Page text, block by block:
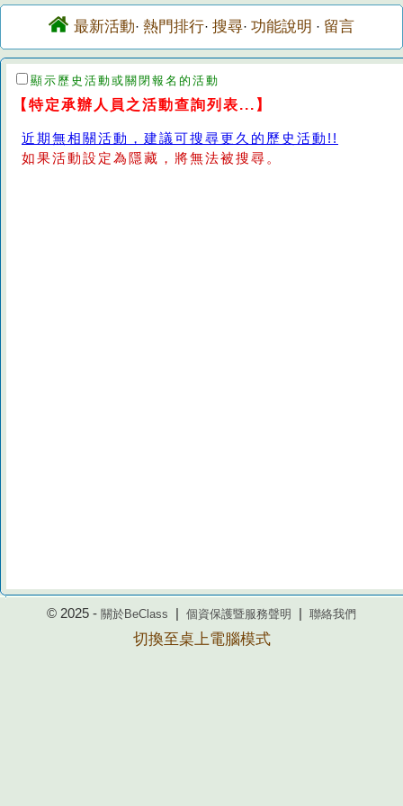
最新活動· 熱門排行· 搜尋· 功能說明 · 留言
顯示歷史活動或關閉報名的活動
【特定承辦人員之活動查詢列表...】
近期無相關活動，建議可搜尋更久的歷史活動!!
如果活動設定為隱藏，將無法被搜尋。
© 2025 - 關於BeClass 個資保護暨服務聲明 聯絡我們
切換至桌上電腦模式